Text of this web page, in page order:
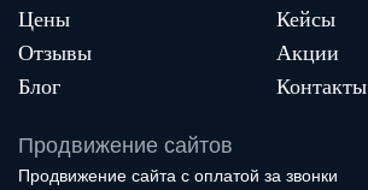
Цены
Кейсы
Отзывы
Акции
Блог
Контакты
Продвижение сайтов
Продвижение сайта с оплатой за звонки